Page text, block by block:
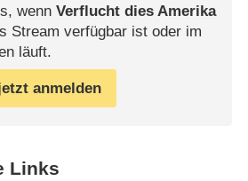
wenn Verflucht dies Amerika
Stream verfügbar ist oder im
läuft.
anmelden
Links